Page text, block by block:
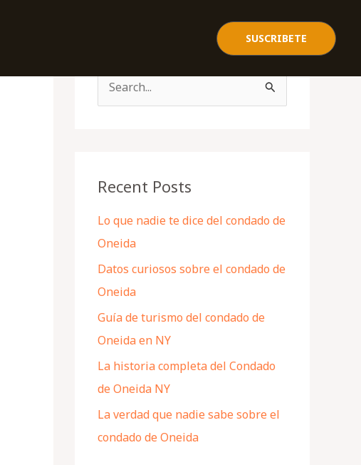
SUSCRIBETE
c
f
o
r
:
Recent Posts
Lo que nadie te dice del condado de
Oneida
Datos curiosos sobre el condado de
Oneida
Guía de turismo del condado de
Oneida en NY
La historia completa del Condado
de Oneida NY
La verdad que nadie sabe sobre el
condado de Oneida